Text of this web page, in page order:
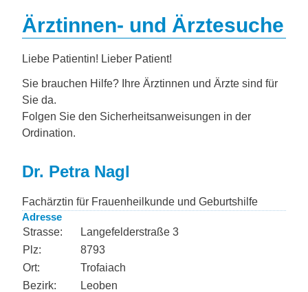
Ärztinnen- und Ärztesuche
Liebe Patientin! Lieber Patient!
Sie brauchen Hilfe? Ihre Ärztinnen und Ärzte sind für
Sie da.
Folgen Sie den Sicherheitsanweisungen in der
Ordination.
Dr. Petra Nagl
Fachärztin für Frauenheilkunde und Geburtshilfe
Adresse
Strasse:
Langefelderstraße 3
Plz:
8793
Ort:
Trofaiach
Bezirk:
Leoben